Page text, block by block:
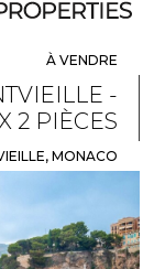
À VENDRE
-
2 PIÈCES
MONACO